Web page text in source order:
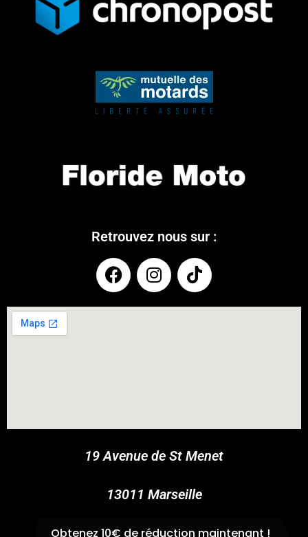
Retrouvez nous sur :
19 Avenue de St Menet
13011 Marseille
✆04 91 44 45 46
Obtenez 10€ de réduction maintenant !